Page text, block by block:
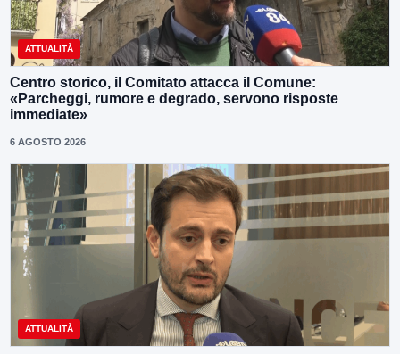
ATTUALITÀ
Centro storico, il Comitato attacca il Comune:
«Parcheggi, rumore e degrado, servono risposte
immediate»
6 AGOSTO 2026
ATTUALITÀ